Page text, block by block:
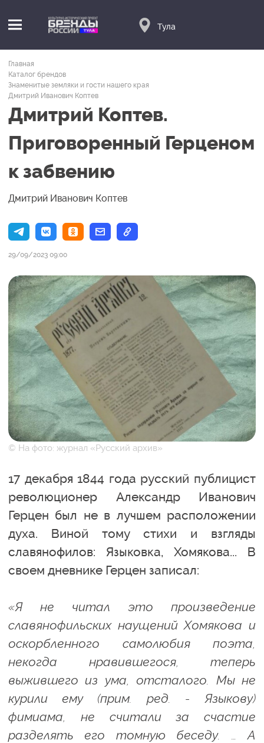
Тула
Главная
Каталог брендов
Знаменитые земляки и гости нашего края
Дмитрий Иванович Коптев
Дмитрий Коптев.
Приговоренный Герценом
к забвению
Дмитрий Иванович Коптев
29/09/2023 09:00
© На фото: журнал «Русский архив»
17 декабря 1844 года русский публицист
революционер Александр Иванович
Герцен был не в лучшем расположении
духа. Виной тому стихи и взгляды
славянофилов: Языковка, Хомякова... В
своем дневнике Герцен записал:
«Я не читал это произведение
славянофильских наущений Хомякова и
оскорбленного самолюбия поэта,
некогда нравившегося, теперь
выжившего из ума, отсталого. Мы не
курили ему (прим. ред. - Языкову)
фимиама, не считали за счастие
разделять его томную беседу. … А